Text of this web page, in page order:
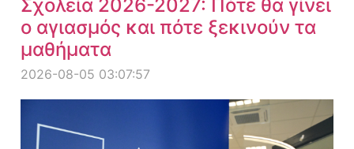
Σχολεία 2026-2027: Πότε θα γίνει
ο αγιασμός και πότε ξεκινούν τα
μαθήματα
2026-08-05 03:07:57